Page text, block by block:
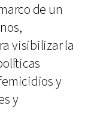
de un
visibilizar la
y
y